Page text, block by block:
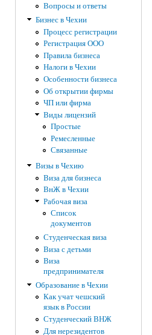
Вопросы и ответы
Бизнес в Чехии
Процесс регистрации
Регистрация ООО
Правила бизнеса
Налоги в Чехии
Особенности бизнеса
Об открытии фирмы
ЧП или фирма
Виды лицензий
Простые
Ремесленные
Связанные
Визы в Чехию
Виза для бизнеса
ВнЖ в Чехии
Рабочая виза
Список
документов
Студенческая виза
Виза с детьми
Виза
предпринимателя
Образование в Чехии
Как учат чешский
язык в России
Студенческий ВНЖ
Для нерезидентов